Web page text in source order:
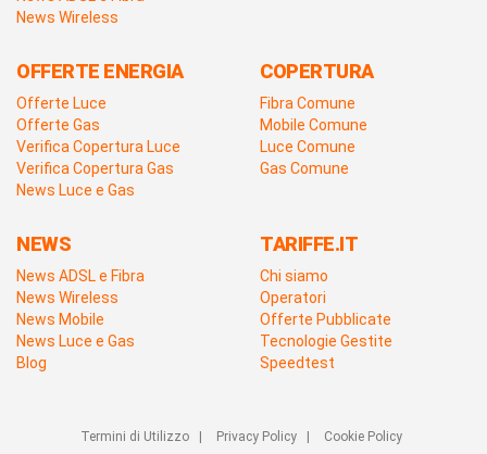
News Wireless
OFFERTE ENERGIA
Offerte Luce
Offerte Gas
Verifica Copertura Luce
Verifica Copertura Gas
News Luce e Gas
COPERTURA
Fibra Comune
Mobile Comune
Luce Comune
Gas Comune
NEWS
News ADSL e Fibra
News Wireless
News Mobile
News Luce e Gas
Blog
TARIFFE.IT
Chi siamo
Operatori
Offerte Pubblicate
Tecnologie Gestite
Speedtest
Termini di Utilizzo| Privacy Policy| Cookie Policy